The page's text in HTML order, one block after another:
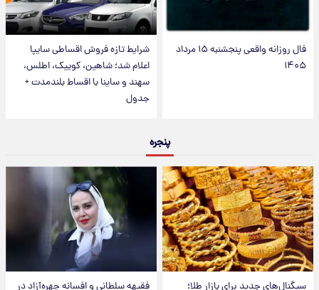
فال روزانه واقعی پنجشنبه ۱۵ مرداد
۱۴۰۵
شرایط تازه فروش اقساطی سایپا
اعلام شد؛ شاهین، کوییک، اطلس،
سهند و ساینا با اقساط بلندمدت +
جدول
پنجره
سیگنال‌های جدید برای بازار طلا؛
فقیهه سلطانی و افسانه چهره‌آزاد در